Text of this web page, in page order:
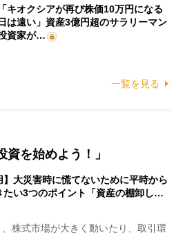
「キオクシアが再び株価10万円になる
日は遠い」資産3億円超のサラリーマン
資家が…
一覧を見る
を始めよう！」
】大災害時に慌てないために平時から
たい3つのポイント「資産の棚卸し…
株式市場が大きく動いたり、取引環